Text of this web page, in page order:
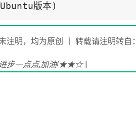
Ubuntu版本)
注明，均为原创 丨 转载请注明转自：
步一点点,加油!★★☆|